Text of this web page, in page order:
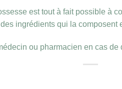
est tout à fait possible à
ingrédients qui la composent
ou pharmacien en cas